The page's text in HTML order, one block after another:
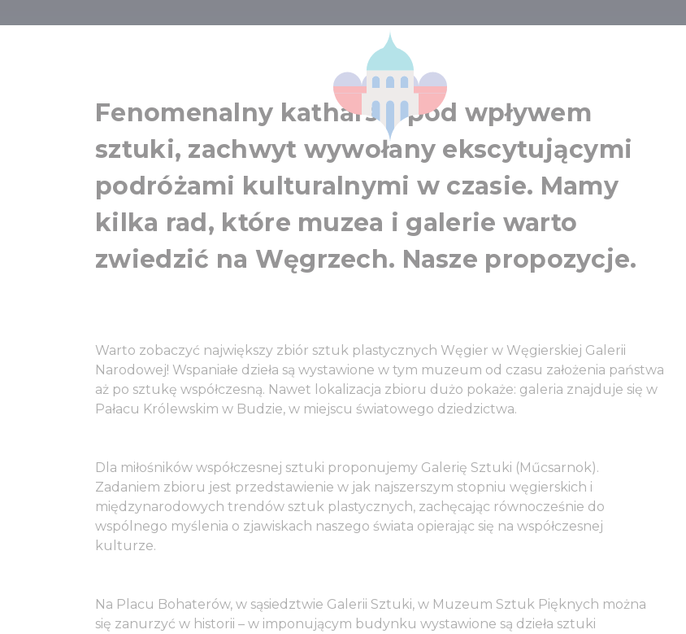
Muzea i wystawy
Fenomenalny katharsis pod wpływem
sztuki, zachwyt wywołany ekscytującymi
podróżami kulturalnymi w czasie. Mamy
kilka rad, które muzea i galerie warto
zwiedzić na Węgrzech. Nasze propozycje.
Warto zobaczyć największy zbiór sztuk plastycznych Węgier w Węgierskiej Galerii
Narodowej! Wspaniałe dzieła są wystawione w tym muzeum od czasu założenia państwa
aż po sztukę współczesną. Nawet lokalizacja zbioru dużo pokaże: galeria znajduje się w
Pałacu Królewskim w Budzie, w miejscu światowego dziedzictwa.
Dla miłośników współczesnej sztuki proponujemy Galerię Sztuki (Műcsarnok).
Zadaniem zbioru jest przedstawienie w jak najszerszym stopniu węgierskich i
międzynarodowych trendów sztuk plastycznych, zachęcając równocześnie do
wspólnego myślenia o zjawiskach naszego świata opierając się na współczesnej
kulturze.
Na Placu Bohaterów, w sąsiedztwie Galerii Sztuki, w Muzeum Sztuk Pięknych można
się zanurzyć w historii – w imponującym budynku wystawione są dzieła sztuki